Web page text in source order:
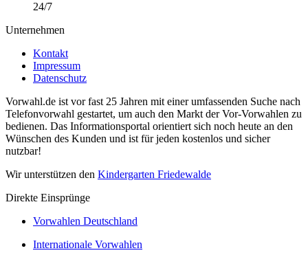
24/7
Unternehmen
Kontakt
Impressum
Datenschutz
Vorwahl.de ist vor fast 25 Jahren mit einer umfassenden Suche nach
Telefonvorwahl gestartet, um auch den Markt der Vor-Vorwahlen zu
bedienen. Das Informationsportal orientiert sich noch heute an den
Wünschen des Kunden und ist für jeden kostenlos und sicher
nutzbar!
Wir unterstützen den Kindergarten Friedewalde
Direkte Einsprünge
Vorwahlen Deutschland
Internationale Vorwahlen